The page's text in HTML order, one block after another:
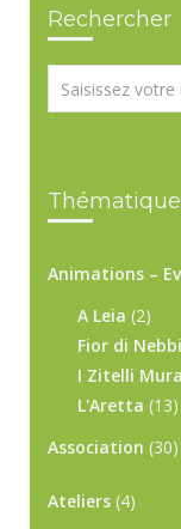
Rechercher
Animations –
A Leia (2)
Fior di
I Zitelli
L'Aretta (13)
Association (30)
Ateliers (4)